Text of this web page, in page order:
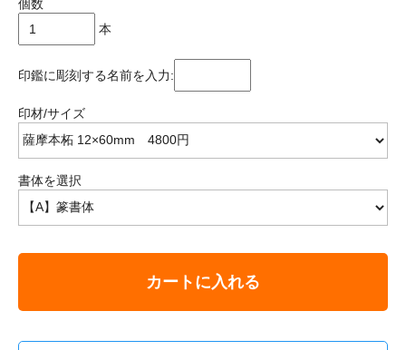
個数
本
印鑑に彫刻する名前を入力:
印材/サイズ
書体を選択
カートに入れる